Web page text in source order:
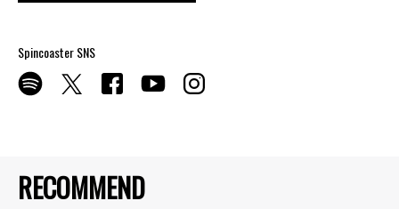
RECOMMEND
Spincoaster SNS